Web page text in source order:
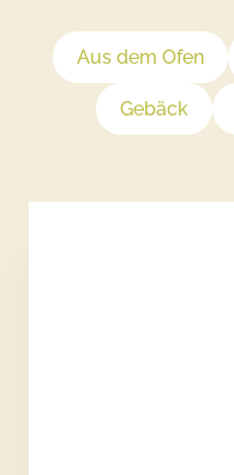
Aus dem Ofen
Gebäck